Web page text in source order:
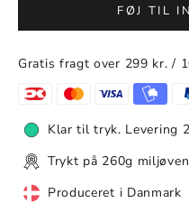
FØJ TIL
Gratis fragt over 299 kr. /
Klar til tryk. Levering 2-
Trykt på 260g
Produceret i Danmark